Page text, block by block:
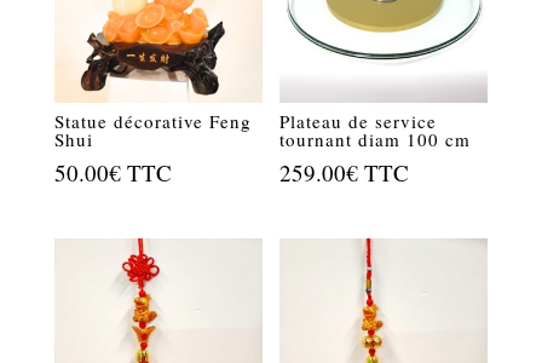
Statue décorative Feng
Shui
50.00€ TTC
Plateau de service
tournant diam 100 cm
259.00€ TTC